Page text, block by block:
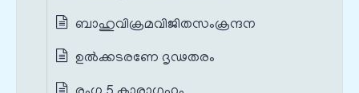
ബാഹുവിക്രമവിജിതസംക്രന്ദന
ഉൽക്കടരണേ ദൃഢതരം